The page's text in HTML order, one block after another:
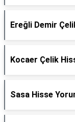
Ereğli Demir
Kocaer Çelik
Sasa Hisse